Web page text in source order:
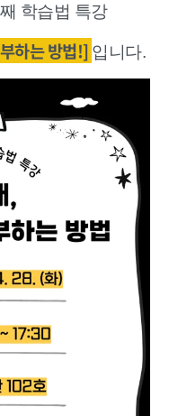
학습법 특강
하는 방법!] 입니다.